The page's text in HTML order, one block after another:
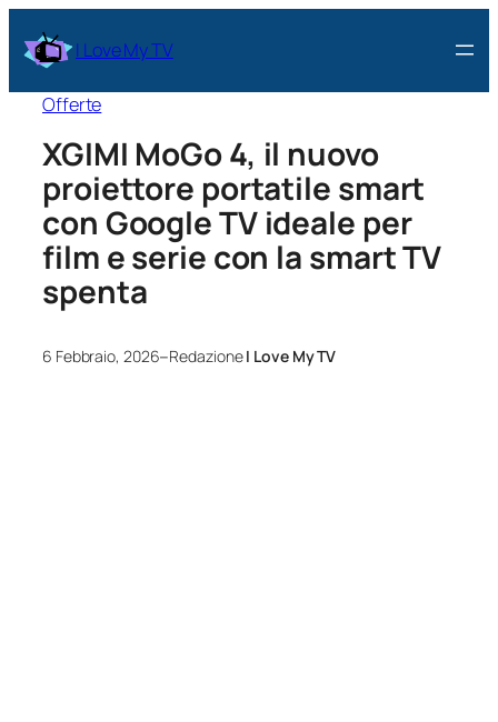
I Love My TV
Offerte
XGIMI MoGo 4, il nuovo
proiettore portatile smart
con Google TV ideale per
film e serie con la smart TV
spenta
6 Febbraio, 2026–RedazioneI Love My TV